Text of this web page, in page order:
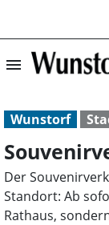
menu
Wunstorf
Der
Standort: Ab
Rathaus,